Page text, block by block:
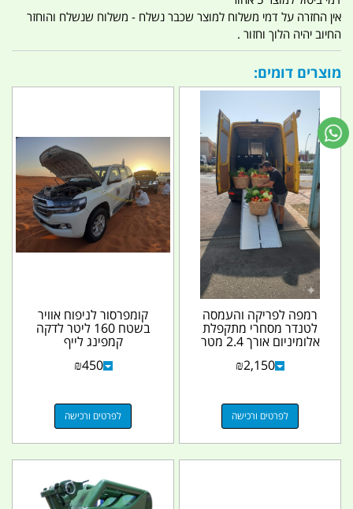
אין החזרה על דמי משלוח למוצר שכבר נשלח - משלוח שנשלח והוחזר
החיוב יהיה הלוך וחזור .
מוצרים דומים:
רמפה לפריקה והעמסה
לטנדר מסחרי מתקפלת
אלומיניום אורך 2.4 מטר
₪2,150
לפרטים ורכישה
קומפרסור לניפוח אוויר
בשטח 160 ליטר לדקה
קמפינג לייף
₪450
לפרטים ורכישה